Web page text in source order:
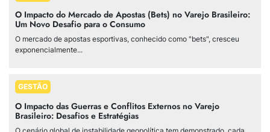
O Impacto do Mercado de Apostas (Bets) no Varejo Brasileiro:
Um Novo Desafio para o Consumo
O mercado de apostas esportivas, conhecido como "bets", cresceu
exponencialmente...
GESTÃO
O Impacto das Guerras e Conflitos Externos no Varejo
Brasileiro: Desafios e Estratégias